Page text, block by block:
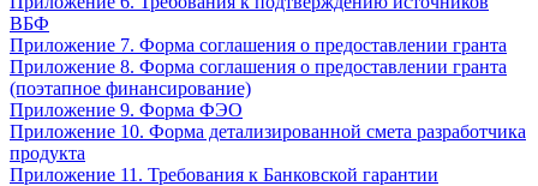
ВБФ
Приложение 7. Форма соглашения о предоставлении гранта
Приложение 8. Форма соглашения о предоставлении гранта
(поэтапное финансирование)
Приложение 9. Форма ФЭО
Приложение 10. Форма детализированной смета разработчика
продукта
Приложение 11. Требования к Банковской гарантии